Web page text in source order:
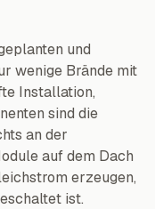
und
wenige Brände mit
Installation,
sind die
an der
auf dem Dach
erzeugen,
ist.